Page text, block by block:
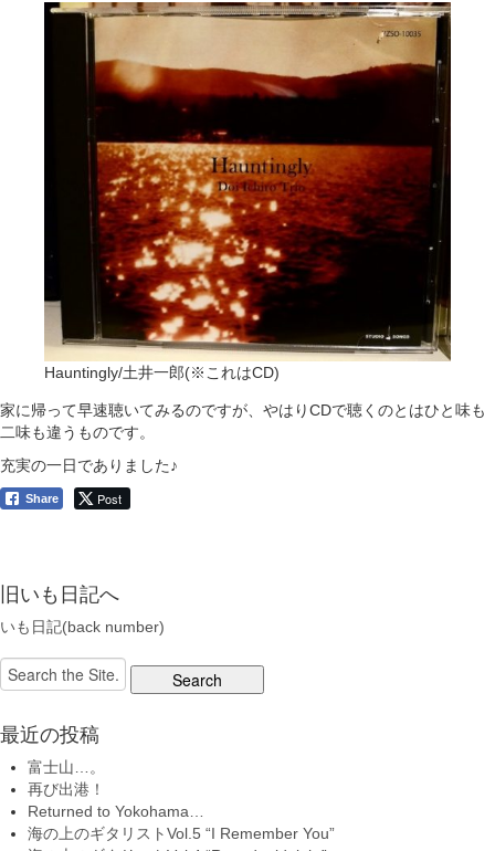
Hauntingly/土井一郎(※これはCD)
家に帰って早速聴いてみるのですが、やはりCDで聴くのとはひと味も
二味も違うものです。
充実の一日でありました♪
Share Post
旧いも日記へ
いも日記(back number)
Search
for:
最近の投稿
富士山…。
再び出港！
Returned to Yokohama…
海の上のギタリストVol.5 “I Remember You”